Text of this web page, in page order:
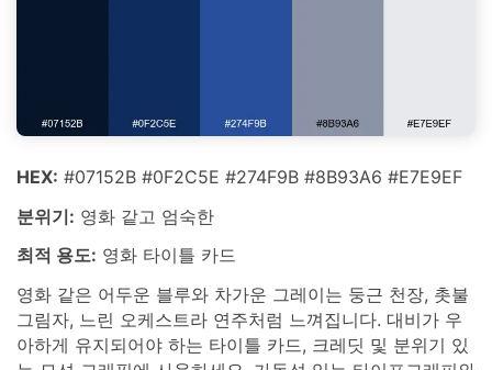
HEX: #07152B #0F2C5E #274F9B #8B93A6 #E7E9EF
분위기: 영화 같고 엄숙한
최적 용도: 영화 타이틀 카드
영화 같은 어두운 블루와 차가운 그레이는 둥근 천장, 촛불
그림자, 느린 오케스트라 연주처럼 느껴집니다. 대비가 우
아하게 유지되어야 하는 타이틀 카드, 크레딧 및 분위기 있